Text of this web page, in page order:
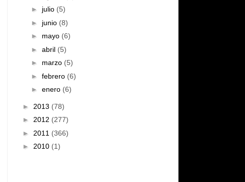
► julio (5)
► junio (8)
► mayo (6)
► abril (5)
► marzo (5)
► febrero (6)
► enero (6)
► 2013 (78)
► 2012 (277)
► 2011 (366)
► 2010 (1)